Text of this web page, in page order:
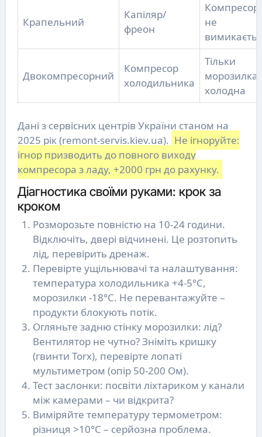
Крапельний
Капіляр/
фреон
Компресор
не
Двокомпресорний
Компресор
холодильника
Тільки
морозилка
холодна
Дані з сервісних центрів України станом на
2025 рік (remont-servis.kiev.ua). Не ігноруйте:
ігнор призводить до повного виходу
компресора з ладу, +2000 грн до рахунку.
Діагностика своїми руками: крок за
кроком
Розморозьте повністю на 10-24 години.
Відключіть, двері відчинені. Це розтопить
лід, перевірить дренаж.
Перевірте ущільнювачі та налаштування:
температура холодильника +4-5°C,
морозилки -18°C. Не перевантажуйте –
продукти блокують потік.
Огляньте задню стінку морозилки: лід?
Вентилятор не чутно? Зніміть кришку
(гвинти Torx), перевірте лопаті
мультиметром (опір 50-200 Ом).
Тест заслонки: посвіти ліхтариком у канали
між камерами – чи відкрита?
Виміряйте температуру термометром:
різниця >10°C – серйозна проблема.